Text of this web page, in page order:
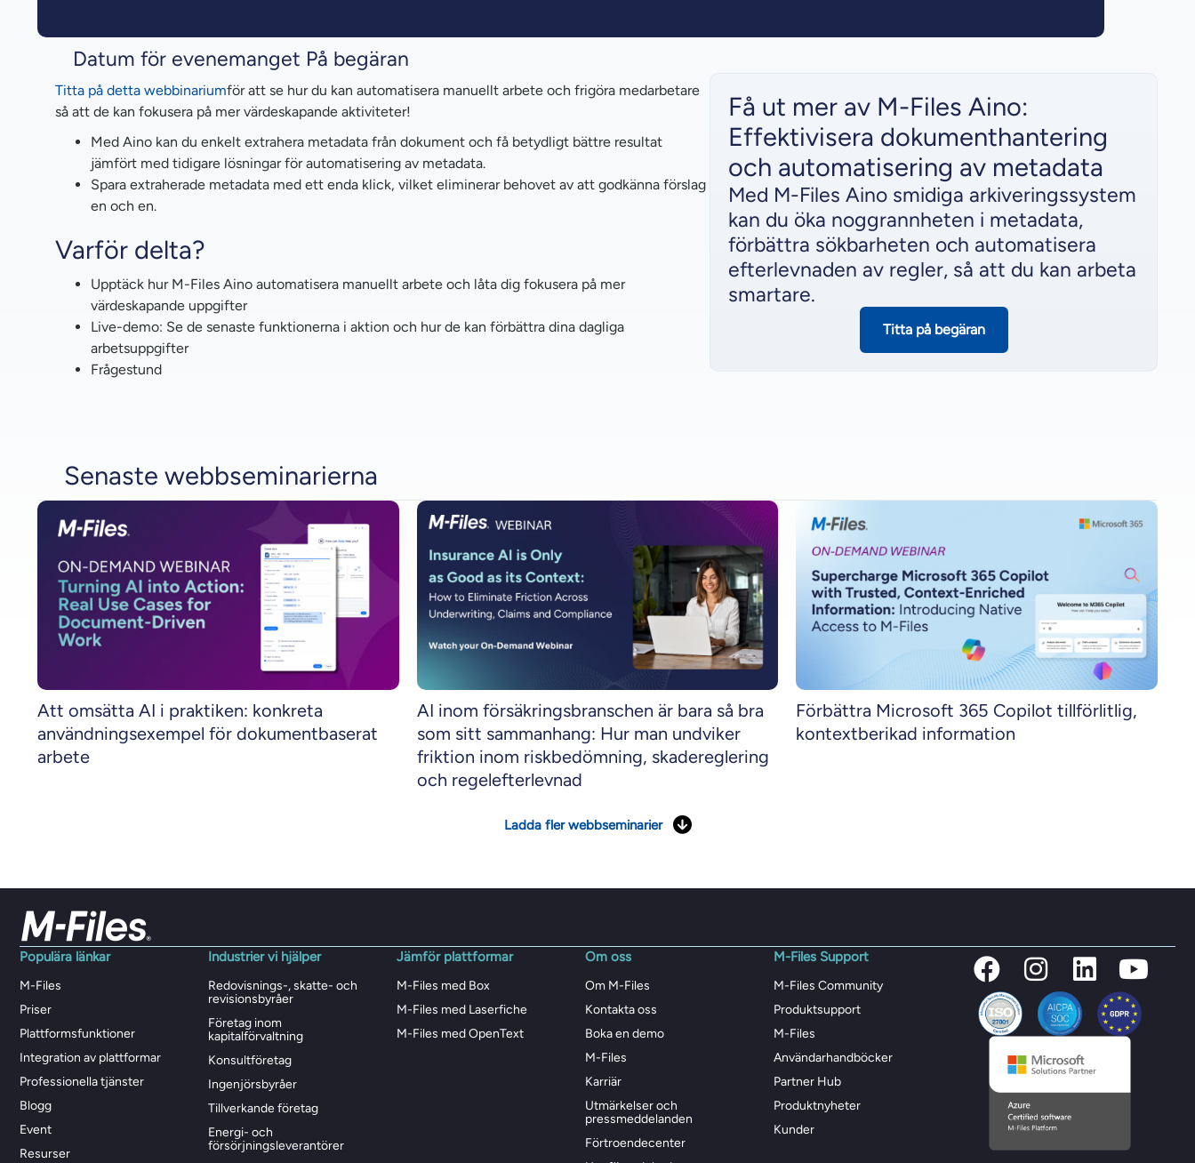
Datum för evenemanget På begäran
Titta på detta webbinariumför att se hur du kan automatisera manuellt arbete och frigöra medarbetare
så att de kan fokusera på mer värdeskapande aktiviteter!
Med Aino kan du enkelt extrahera metadata från dokument och få betydligt bättre resultat
jämfört med tidigare lösningar för automatisering av metadata.
Spara extraherade metadata med ett enda klick, vilket eliminerar behovet av att godkänna förslag
en och en.
Varför delta?
Upptäck hur M-Files Aino automatisera manuellt arbete och låta dig fokusera på mer
värdeskapande uppgifter
Live-demo: Se de senaste funktionerna i aktion och hur de kan förbättra dina dagliga
arbetsuppgifter
Frågestund
Få ut mer av M-Files Aino:
Effektivisera dokumenthantering
och automatisering av metadata
Med M-Files Aino smidiga arkiveringssystem
kan du öka noggrannheten i metadata,
förbättra sökbarheten och automatisera
efterlevnaden av regler, så att du kan arbeta
smartare.
Titta på begäran
Senaste webbseminarierna
Att omsätta AI i praktiken: konkreta
användningsexempel för dokumentbaserat
arbete
AI inom försäkringsbranschen är bara så bra
som sitt sammanhang: Hur man undviker
friktion inom riskbedömning, skadereglering
och regelefterlevnad
Förbättra Microsoft 365 Copilot tillförlitlig,
kontextberikad information
Ladda fler webbseminarier
Populära länkar
M-Files
Priser
Plattformsfunktioner
Integration av plattformar
Professionella tjänster
Blogg
Event
Resurser
Industrier vi hjälper
Redovisnings-, skatte- och
revisionsbyråer
Företag inom
kapitalförvaltning
Konsultföretag
Ingenjörsbyråer
Tillverkande företag
Energi- och
försörjningsleverantörer
Jämför plattformar
M-Files med Box
M-Files med Laserfiche
M-Files med OpenText
Om oss
Om M-Files
Kontakta oss
Boka en demo
M-Files
Karriär
Utmärkelser och
pressmeddelanden
Förtroendecenter
M-Files Support
M-Files Community
Produktsupport
M-Files
Användarhandböcker
Partner Hub
Produktnyheter
Kunder